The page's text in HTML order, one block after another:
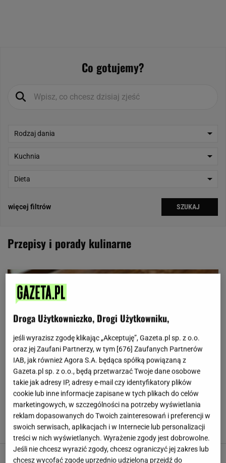
Co gotujemy?
Rodzaj dania
Kuchnia
Dieta
więcej filtrów SZUKAJ
Przepisy i porady kulinarne
ARTYKUŁ
Smak dnia. Zawstydza nawet słynne tiramisu. Wakacje we
Włoszech zamknęłam w jednym wypieku
Droga Użytkowniczko, Drogi Użytkowniku,
jeśli wyrazisz zgodę klikając „Akceptuję”, Gazeta.pl sp. z o.o.
oraz jej Zaufani Partnerzy, w tym [676] Zaufanych Partnerów
IAB, jak również Agora S.A. będąca spółką powiązaną z
Gazeta.pl sp. z o.o., będą przetwarzać Twoje dane osobowe
takie jak adresy IP, adresy e-mail czy identyfikatory plików
cookie lub inne informacje zapisane w tych plikach do celów
marketingowych, w szczególności na potrzeby wyświetlania
reklam dopasowanych do Twoich zainteresowań i preferencji w
swoich serwisach, aplikacjach i w Internecie lub personalizacji
treści w nich wyświetlanych. Wyrażenie zgody jest dobrowolne.
Jeśli nie chcesz wyrazić zgody, chcesz ograniczyć jej zakres lub
chcesz wycofać zgodę uprzednio udzieloną przejdź do